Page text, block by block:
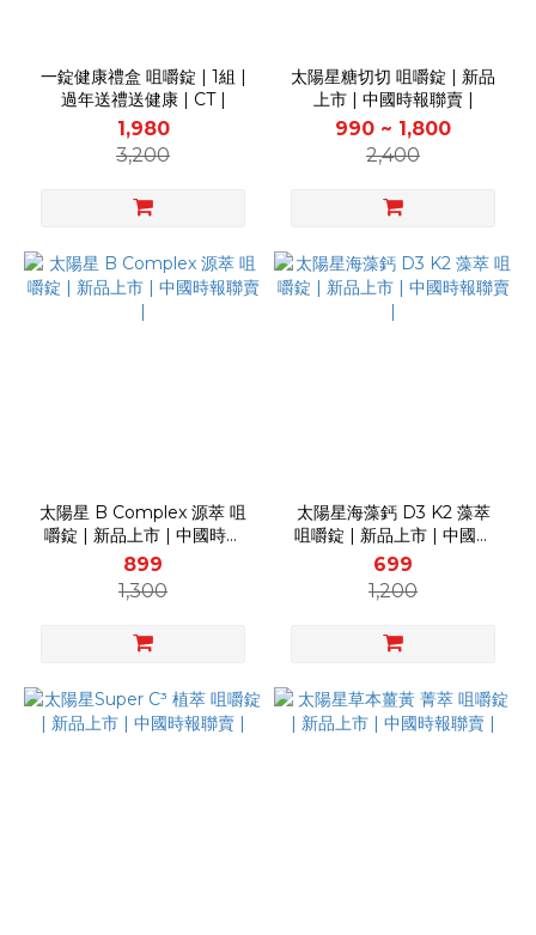
一錠健康禮盒 咀嚼錠 | 1組 |
過年送禮送健康 | CT |
1,980
3,200
太陽星糖切切 咀嚼錠 | 新品
上市 | 中國時報聯賣 |
990 ~ 1,800
2,400
太陽星 B Complex 源萃 咀
嚼錠 | 新品上市 | 中國時報
聯賣 |
899
1,300
太陽星海藻鈣 D3 K2 藻萃
咀嚼錠 | 新品上市 | 中國時
報聯賣 |
699
1,200